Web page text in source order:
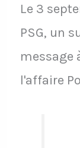
Le 3
PSG, un
message
l'affaire